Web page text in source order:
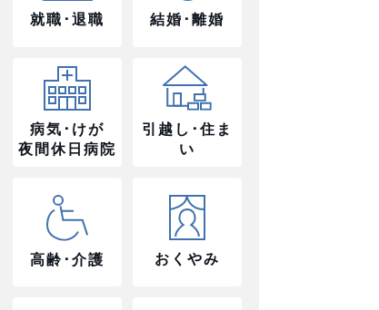
就職･退職 結婚･離婚
病気･けが
夜間休日病院
引越し･住ま
い
高齢･介護 おくやみ